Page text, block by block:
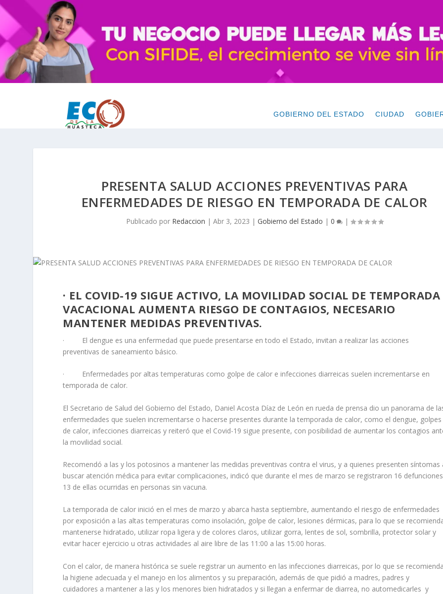
GOBIERNO DEL ESTADO CIUDAD
PRESENTA SALUD ACCIONES PREVENTIVAS PARA
ENFERMEDADES DE RIESGO EN TEMPORADA DE CALOR
Publicado por Redaccion | Abr 3, 2023 | Gobierno del Estado | 0 |
· EL COVID-19 SIGUE ACTIVO, LA MOVILIDAD SOCIAL DE TEMPORADA
VACACIONAL AUMENTA RIESGO DE CONTAGIOS, NECESARIO
MANTENER MEDIDAS PREVENTIVAS.
· El dengue es una enfermedad que puede presentarse en todo el Estado, invitan a realizar las acciones
preventivas de saneamiento básico.
· Enfermedades por altas temperaturas como golpe de calor e infecciones diarreicas suelen incrementarse en
temporada de calor.
El Secretario de Salud del Gobierno del Estado, Daniel Acosta Díaz de León en rueda de prensa dio un panorama de
enfermedades que suelen incrementarse o hacerse presentes durante la temporada de calor, como el dengue, golpes
de calor, infecciones diarreicas y reiteró que el Covid-19 sigue presente, con posibilidad de aumentar los contagios
la movilidad social.
Recomendó a las y los potosinos a mantener las medidas preventivas contra el virus, y a quienes presenten síntomas
buscar atención médica para evitar complicaciones, indicó que durante el mes de marzo se registraron 16
13 de ellas ocurridas en personas sin vacuna.
La temporada de calor inició en el mes de marzo y abarca hasta septiembre, aumentando el riesgo de enfermedades
por exposición a las altas temperaturas como insolación, golpe de calor, lesiones dérmicas, para lo que se
mantenerse hidratado, utilizar ropa ligera y de colores claros, utilizar gorra, lentes de sol, sombrilla, protector solar y
evitar hacer ejercicio u otras actividades al aire libre de las 11:00 a las 15:00 horas.
Con el calor, de manera histórica se suele registrar un aumento en las infecciones diarreicas, por lo que se
la higiene adecuada y el manejo en los alimentos y su preparación, además de que pidió a madres, padres y
cuidadores a mantener a las y los menores bien hidratados y si llegan a enfermar de diarrea, no automedicarles y